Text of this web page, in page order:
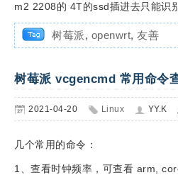
m2 2208的 4T的ssd插进去只能识
树莓派, openwrt, 友善
树莓派 vcgencmd 常用命令
2021-04-20 Linux YY.K
几个常用的命令：
1、查看时钟频率，可查看 arm,